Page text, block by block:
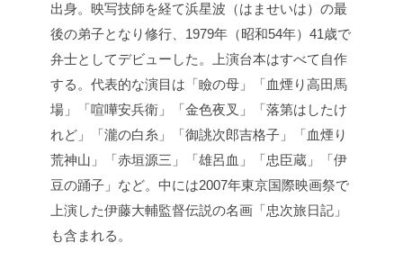
出身。映写技師を経て浜星波（はませいは）の最
後の弟子となり修行、1979年（昭和54年）41歳で
弁士としてデビューした。上演台本はすべて自作
する。代表的な演目は「瞼の母」「血煙り高田馬
場」「喧嘩安兵衛」「金色夜叉」「落第はしたけ
れど」「瀧の白糸」「御誂次郎吉格子」「血煙り
荒神山」「赤垣源三」「雄呂血」「忠臣蔵」「伊
豆の踊子」など。中には2007年東京国際映画祭で
上演した伊藤大輔監督伝説の名画「忠次旅日記」
も含まれる。